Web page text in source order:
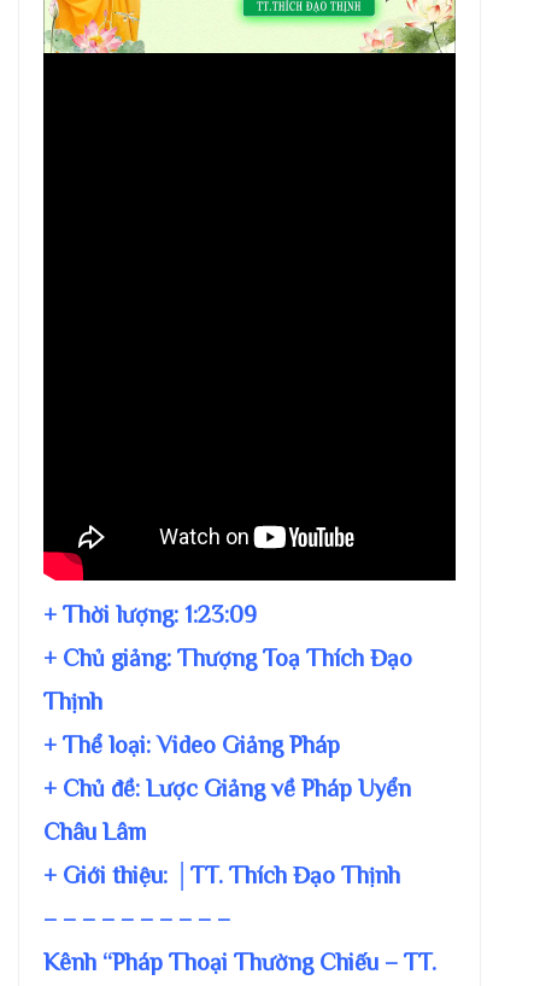
+ Thời lượng: 1:23:09
+ Chủ giảng: Thượng Toạ Thích Đạo
Thịnh
+ Thể loại: Video Giảng Pháp
+ Chủ đề: Lược Giảng về Pháp Uyển
Châu Lâm
+ Giới thiệu: │TT. Thích Đạo Thịnh
– – – – – – – – – –
Kênh “Pháp Thoại Thường Chiếu – TT.